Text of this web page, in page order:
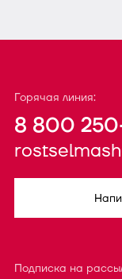
Горячая линия:
8 800
Подписка на